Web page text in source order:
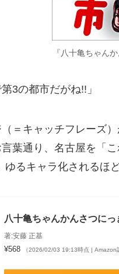
『八十亀ちゃん
3の都市だがね!!」
＝キャッチフレーズ
葉通り、名古屋を「
ゆるキャラ化されるほ
八十亀ちゃんかんさつに
著:安藤 正基
¥568 （2026/02/03 19:13時点 | Amazon